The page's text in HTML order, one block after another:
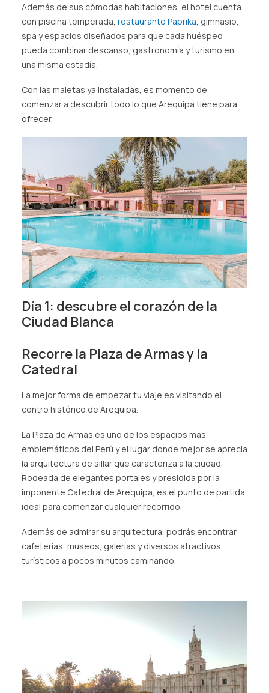
Además de sus cómodas habitaciones, el hotel cuenta
con piscina temperada, restaurante Paprika, gimnasio,
spa y espacios diseñados para que cada huésped
pueda combinar descanso, gastronomía y turismo en
una misma estadía.
Con las maletas ya instaladas, es momento de
comenzar a descubrir todo lo que Arequipa tiene para
ofrecer.
Día 1: descubre el corazón de la
Ciudad Blanca
Recorre la Plaza de Armas y la
Catedral
La mejor forma de empezar tu viaje es visitando el
centro histórico de Arequipa.
La Plaza de Armas es uno de los espacios más
emblemáticos del Perú y el lugar donde mejor se aprecia
la arquitectura de sillar que caracteriza a la ciudad.
Rodeada de elegantes portales y presidida por la
imponente Catedral de Arequipa, es el punto de partida
ideal para comenzar cualquier recorrido.
Además de admirar su arquitectura, podrás encontrar
cafeterías, museos, galerías y diversos atractivos
turísticos a pocos minutos caminando.